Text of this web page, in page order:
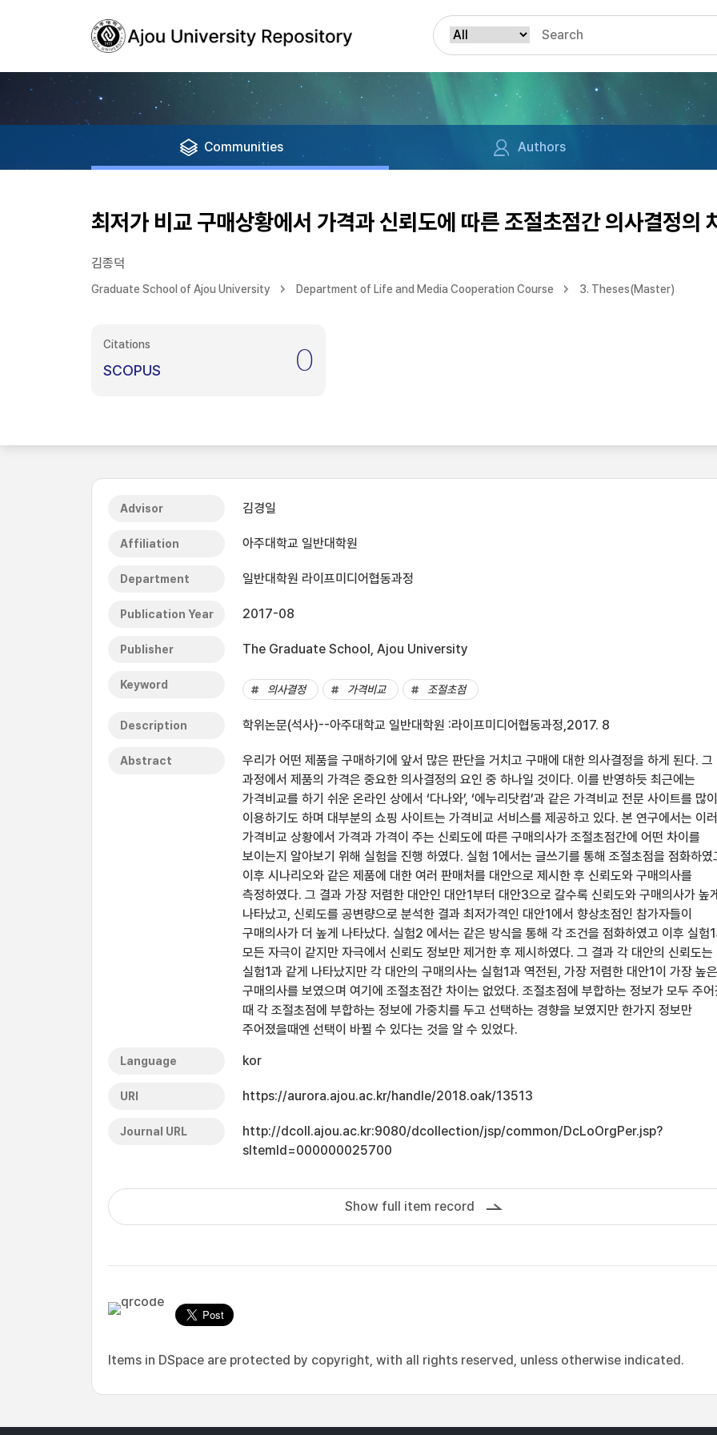
Communities Authors
최저가 비교 구매상황에서 가격과 신뢰도에 따른 조절초점간 의사결정의
김종덕
Graduate School of Ajou University Department of Life and Media Cooperation Course 3. Theses(Master)
Citations
SCOPUS 0
Advisor 김경일
Affiliation 아주대학교 일반대학원
Department 일반대학원 라이프미디어협동과정
Publication Year 2017-08
Publisher The Graduate School, Ajou University
Keyword 의사결정 가격비교 조절초점
Description 학위논문(석사)--아주대학교 일반대학원 :라이프미디어협동과정,2017. 8
Abstract
우리가 어떤 제품을 구매하기에 앞서 많은 판단을 거치고 구매에 대한 의사결정을 하게 된다. 그
과정에서 제품의 가격은 중요한 의사결정의 요인 중 하나일 것이다. 이를 반영하듯 최근에는
가격비교를 하기 쉬운 온라인 상에서 ‘다나와’, ‘에누리닷컴’과 같은 가격비교 전문 사이트를 많이
이용하기도 하며 대부분의 쇼핑 사이트는 가격비교 서비스를 제공하고 있다. 본 연구에서는 이
가격비교 상황에서 가격과 가격이 주는 신뢰도에 따른 구매의사가 조절초점간에 어떤 차이를
보이는지 알아보기 위해 실험을 진행 하였다. 실험 1에서는 글쓰기를 통해 조절초점을 점화하였
이후 시나리오와 같은 제품에 대한 여러 판매처를 대안으로 제시한 후 신뢰도와 구매의사를
측정하였다. 그 결과 가장 저렴한 대안인 대안1부터 대안3으로 갈수록 신뢰도와 구매의사가 높게
나타났고, 신뢰도를 공변량으로 분석한 결과 최저가격인 대안1에서 향상초점인 참가자들이
구매의사가 더 높게 나타났다. 실험2 에서는 같은 방식을 통해 각 조건을 점화하였고 이후 실험
모든 자극이 같지만 자극에서 신뢰도 정보만 제거한 후 제시하였다. 그 결과 각 대안의 신뢰도는
실험1과 같게 나타났지만 각 대안의 구매의사는 실험1과 역전된, 가장 저렴한 대안1이 가장 높은
구매의사를 보였으며 여기에 조절초점간 차이는 없었다. 조절초점에 부합하는 정보가 모두 주어
때 각 조절초점에 부합하는 정보에 가중치를 두고 선택하는 경향을 보였지만 한가지 정보만
주어졌을때엔 선택이 바뀔 수 있다는 것을 알 수 있었다.
Language kor
URI https://aurora.ajou.ac.kr/handle/2018.oak/13513
Journal URL
http://dcoll.ajou.ac.kr:9080/dcollection/jsp/common/DcLoOrgPer.jsp?
sItemId=000000025700
Show full item record
Items in DSpace are protected by copyright, with all rights reserved, unless otherwise indicated.